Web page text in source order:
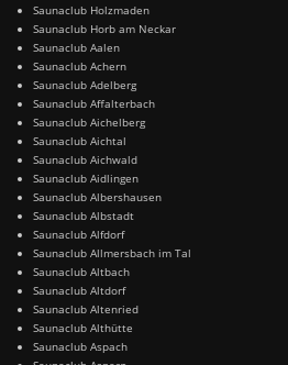
Saunaclub Holzmaden
Saunaclub Horb am Neckar
Saunaclub Aalen
Saunaclub Achern
Saunaclub Adelberg
Saunaclub Affalterbach
Saunaclub Aichelberg
Saunaclub Aichtal
Saunaclub Aichwald
Saunaclub Aidlingen
Saunaclub Albershausen
Saunaclub Albstadt
Saunaclub Alfdorf
Saunaclub Allmersbach im Tal
Saunaclub Altbach
Saunaclub Altdorf
Saunaclub Altenried
Saunaclub Althütte
Saunaclub Aspach